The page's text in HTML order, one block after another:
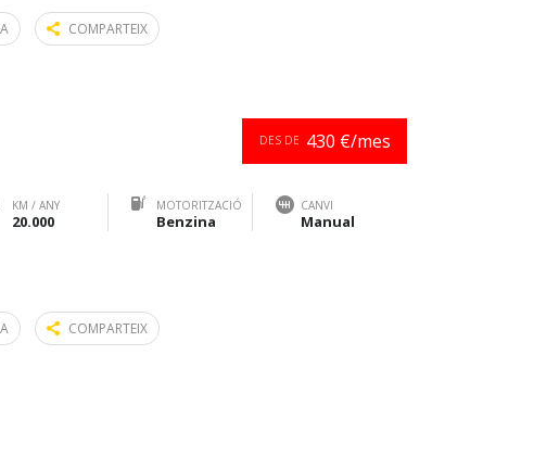
COMPARTEIX
DES DE 430 €/mes
KM / ANY
20.000
MOTORITZACIÓ
Benzina
CANVI
Manual
COMPARTEIX